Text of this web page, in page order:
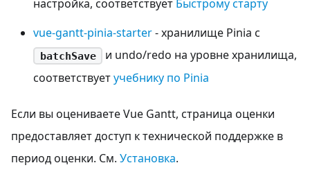
настройка, соответствует Быстрому старту
vue-gantt-pinia-starter- хранилище Pinia с
batchSave
и undo/redo на уровне хранилища,
соответствуетучебнику по Pinia
Если вы оцениваете Vue Gantt, страница оценки
предоставляет доступ к технической поддержке в
период оценки. См. Установка.